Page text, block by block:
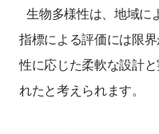
生物多様性は、地域に
指標による評価には限
性に応じた柔軟な設計
れたと考えられます。